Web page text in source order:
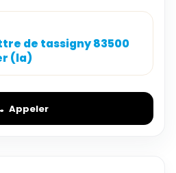
de tassigny 83500
(la)
Appeler